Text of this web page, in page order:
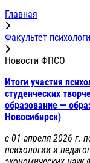
Главная
Факультет
Новости ФПСО
Итоги участия
студенческих
образование —
Новосибирск)
с 01 апреля 2026 г.
психологии и